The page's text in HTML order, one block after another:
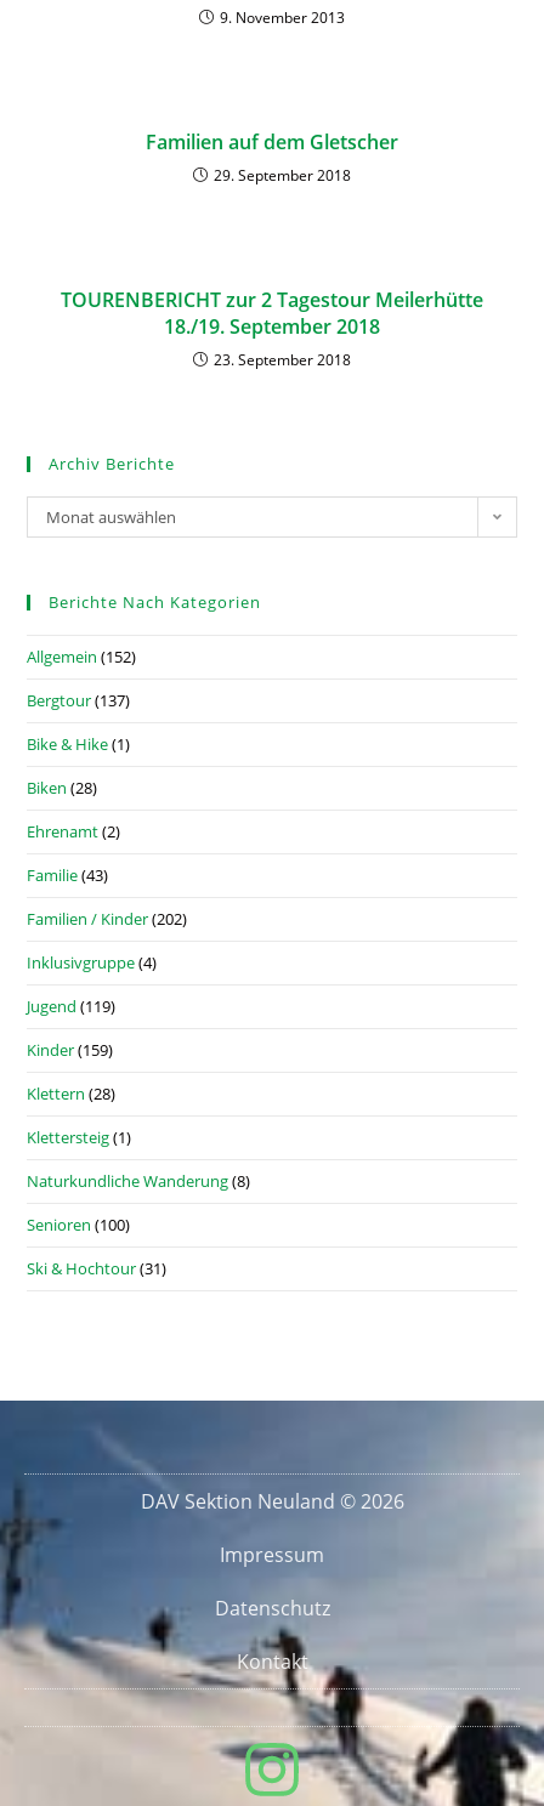
9. November 2013
Familien auf dem Gletscher
29. September 2018
TOURENBERICHT zur 2 Tagestour Meilerhütte
18./19. September 2018
23. September 2018
Archiv Berichte
Monat auswählen
Berichte Nach Kategorien
Allgemein (152)
Bergtour(137)
Bike & Hike(1)
Biken (28)
Ehrenamt(2)
Familie(43)
Familien / Kinder(202)
Inklusivgruppe(4)
Jugend (119)
Kinder(159)
Klettern (28)
Klettersteig(1)
Naturkundliche Wanderung(8)
Senioren (100)
Ski & Hochtour(31)
DAV Sektion Neuland © 2026
Impressum
Datenschutz
Kontakt